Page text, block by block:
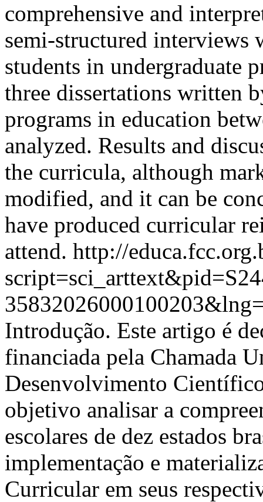
comprehensive and
semi-structured interviews
students in undergraduate
three dissertations written
programs in education
analyzed. Results and
the curricula, although
modified, and it can be
have produced curricular
attend. http://
Introdução. Este artigo é
financiada pela Chamada
Desenvolvimento
objetivo analisar a
escolares de dez estados
implementação e
Curricular em seus